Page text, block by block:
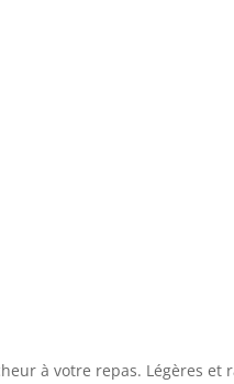
à votre repas. Légères et